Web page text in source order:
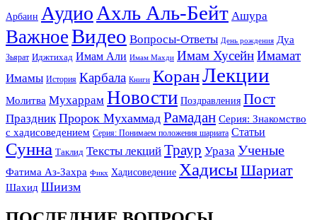
Арбаин Аудио Ахль Аль-Бейт Ашура
ВажноеВидео Вопросы-Ответы День рождения Дуа
Зьярат Иджтихад Имам Али Имам Махди Имам ХусейнИмамат
Имамы История Карбала Книги КоранЛекции
Молитва Мухаррам Новости Поздравления Пост
Праздник Пророк Мухаммад Рамадан Серия: Знакомство
с хадисоведением Серия: Понимаем положения шариата Статьи
Сунна Таклид Тексты лекций Траур Ураза Ученые
Фатима Аз-Захра Фикх Хадисоведение ХадисыШариат
Шахид Шиизм